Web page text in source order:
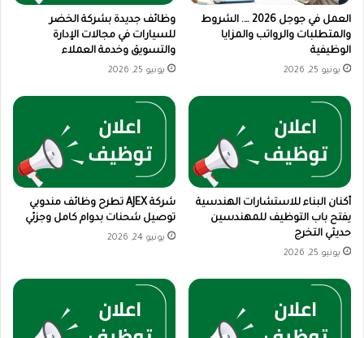
العمل في جوجل 2026 …. الشروط
والمتطلبات والرواتب والمزايا
الوظيفية
يونيو 25, 2026
وظائف جديدة بشركة الخضر
للسيارات في مجالات الإدارة
والتسويق وخدمة العملاء
يونيو 25, 2026
أكنان البناء للاستشارات الهندسية
يفتح باب التوظيف للمهندسين
حديثي التخرج
يونيو 25, 2026
شركة AJEX تطرح وظائف مندوبي
توصيل شحنات بدوام كامل وجزئي
يونيو 24, 2026